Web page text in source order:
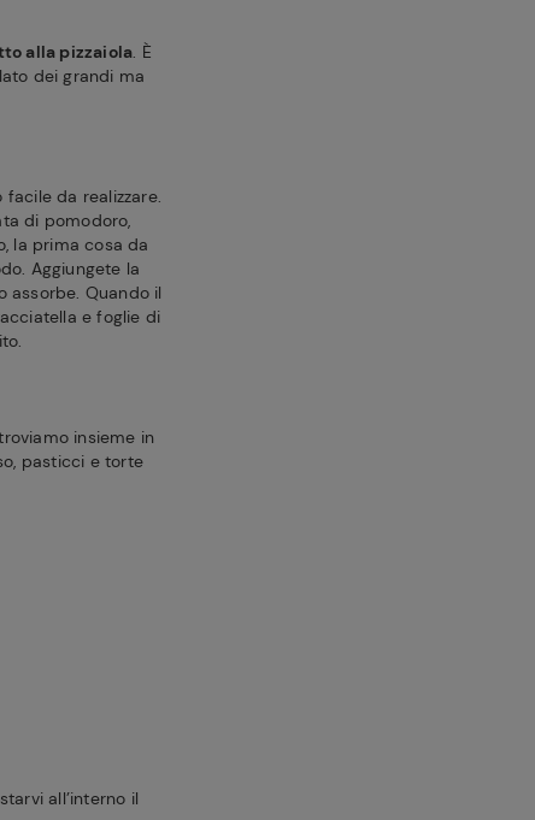
alla pizzaiola. È
dei grandi ma
da realizzare.
di pomodoro,
la prima cosa da
Aggiungete la
assorbe. Quando il
e foglie di
insieme in
pasticci e torte
all’interno il